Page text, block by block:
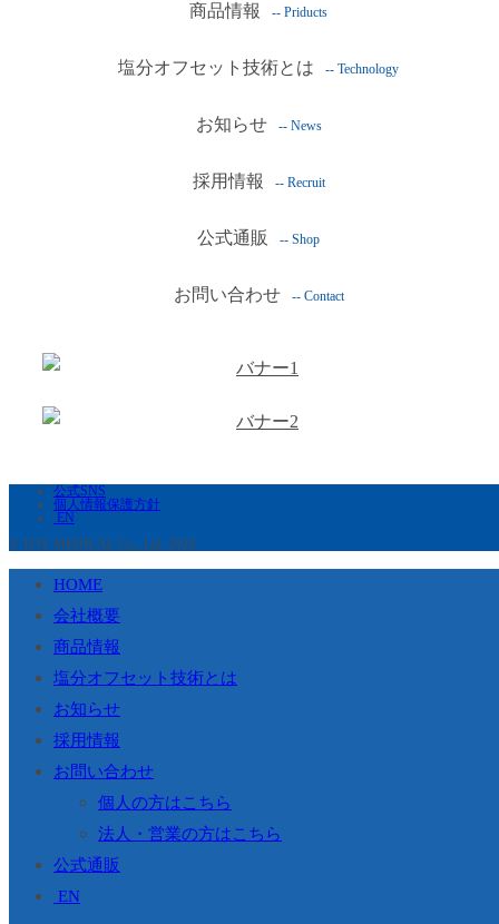
商品情報 -- Priducts
塩分オフセット技術とは -- Technology
お知らせ -- News
採用情報 -- Recruit
公式通販 -- Shop
お問い合わせ -- Contact
公式SNS
個人情報保護方針
EN
© TOY MEDICAL Co., Ltd. 2026
HOME
会社概要
商品情報
塩分オフセット技術とは
お知らせ
採用情報
お問い合わせ
個人の方はこちら
法人・営業の方はこちら
公式通販
EN